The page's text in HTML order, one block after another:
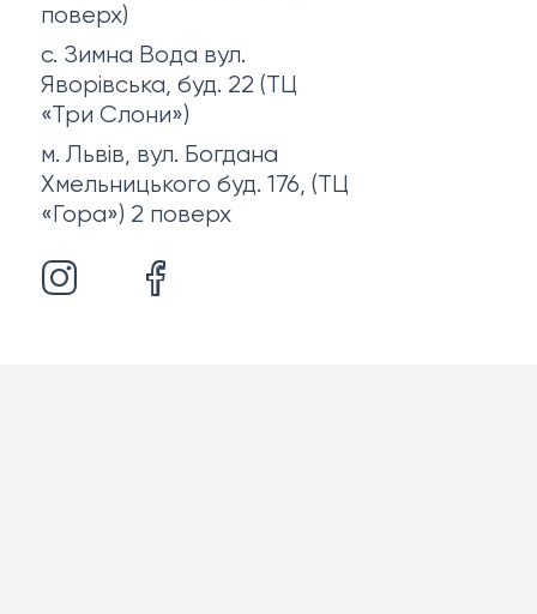
поверх)
с. Зимна Вода вул.
Яворівська, буд. 22 (ТЦ
«Три Слони»)
м. Львів, вул. Богдана
Хмельницького буд. 176, (ТЦ
«Гора») 2 поверх